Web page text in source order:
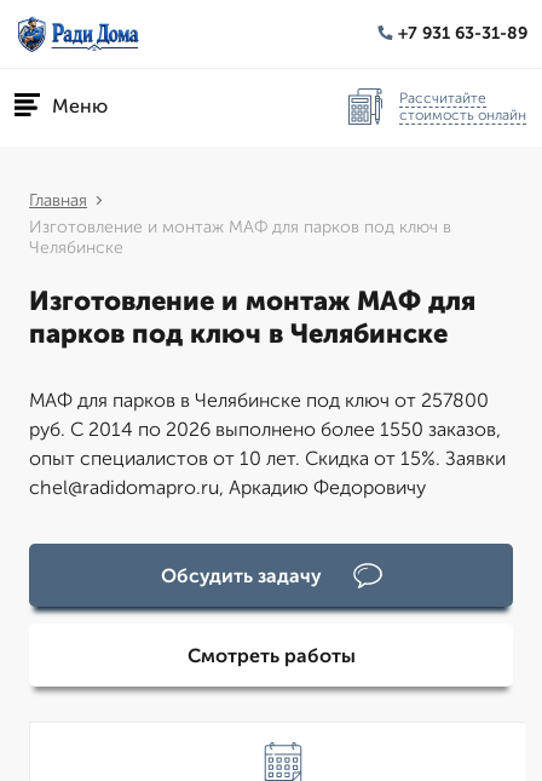
+7 931 63-31-89
Меню
Рассчитайте
стоимость онлайн
Главная
Изготовление и монтаж МАФ для парков под ключ в
Челябинске
Изготовление и монтаж МАФ для
парков под ключ в Челябинске
МАФ для парков в Челябинске под ключ от 257800
руб. С 2014 по 2026 выполнено более 1550 заказов,
опыт специалистов от 10 лет. Скидка от 15%. Заявки
chel@radidomapro.ru, Аркадию Федоровичу
Обсудить задачу
Смотреть работы